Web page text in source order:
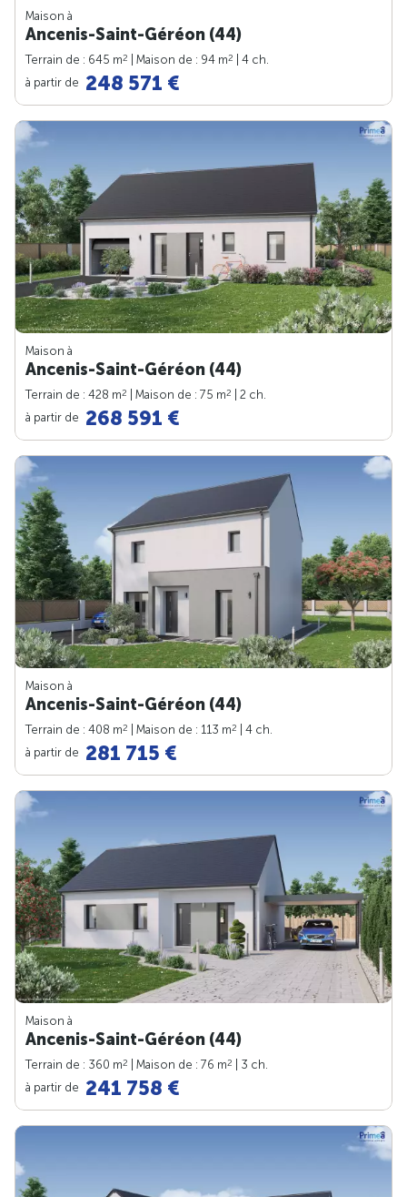
Maison à
Ancenis-Saint-Géréon (44)
Terrain de : 645 m2 | Maison de : 94 m2
| 4 ch.
à partir de 248 571 €
Maison à
Ancenis-Saint-Géréon (44)
Terrain de : 428 m2 | Maison de : 75 m2
| 2 ch.
à partir de 268 591 €
Maison à
Ancenis-Saint-Géréon (44)
Terrain de : 408 m2 | Maison de : 113 m2
| 4 ch.
à partir de 281 715 €
Maison à
Ancenis-Saint-Géréon (44)
Terrain de : 360 m2 | Maison de : 76 m2
| 3 ch.
à partir de 241 758 €